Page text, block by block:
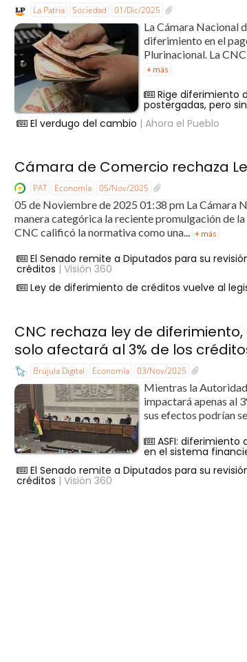
La Patria Sociedad 01/Dic/2025
La Cámara Nacional
diferimiento en el
Plurinacional. La
+ más
Rige diferimiento
postergadas, pero
El verdugo del cambio | Ahora el Pueblo
Cámara de Comercio rechaza
PAT Economía 05/Nov/2025
05 de Noviembre de 2025 01:38 pm La Cámara
manera categórica la reciente promulgación de
CNC calificó la normativa como una... + más
El Senado remite a Diputados para su
créditos | Visión 360
Ley de diferimiento de créditos vuelve al
CNC rechaza ley de
solo afectará al 3% de los
Brújula Digital Economía 03/Nov/2025
Mientras la Autoridad
impactará apenas al
sus efectos podrían
ASFI:
en el sistema
El Senado remite a Diputados para su
créditos | Visión 360